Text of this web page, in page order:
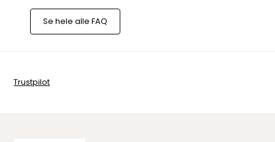
Se hele alle FAQ
Trustpilot